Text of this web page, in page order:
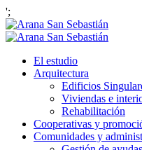
';
El estudio
Arquitectura
Edificios
Viviendas e
Rehabilitación
Cooperativas y
Comunidades y